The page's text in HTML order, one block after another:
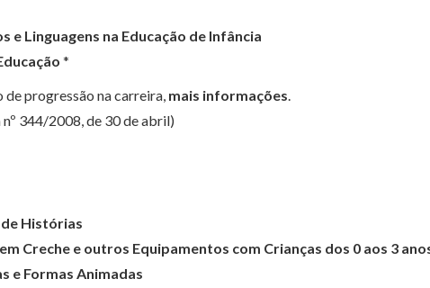
e Linguagens na Educação de Infância
*
progressão na carreira, mais informações.
344/2008, de 30 de abril)
Histórias
Creche e outros Equipamentos com Crianças dos 0 aos 3
e Formas Animadas